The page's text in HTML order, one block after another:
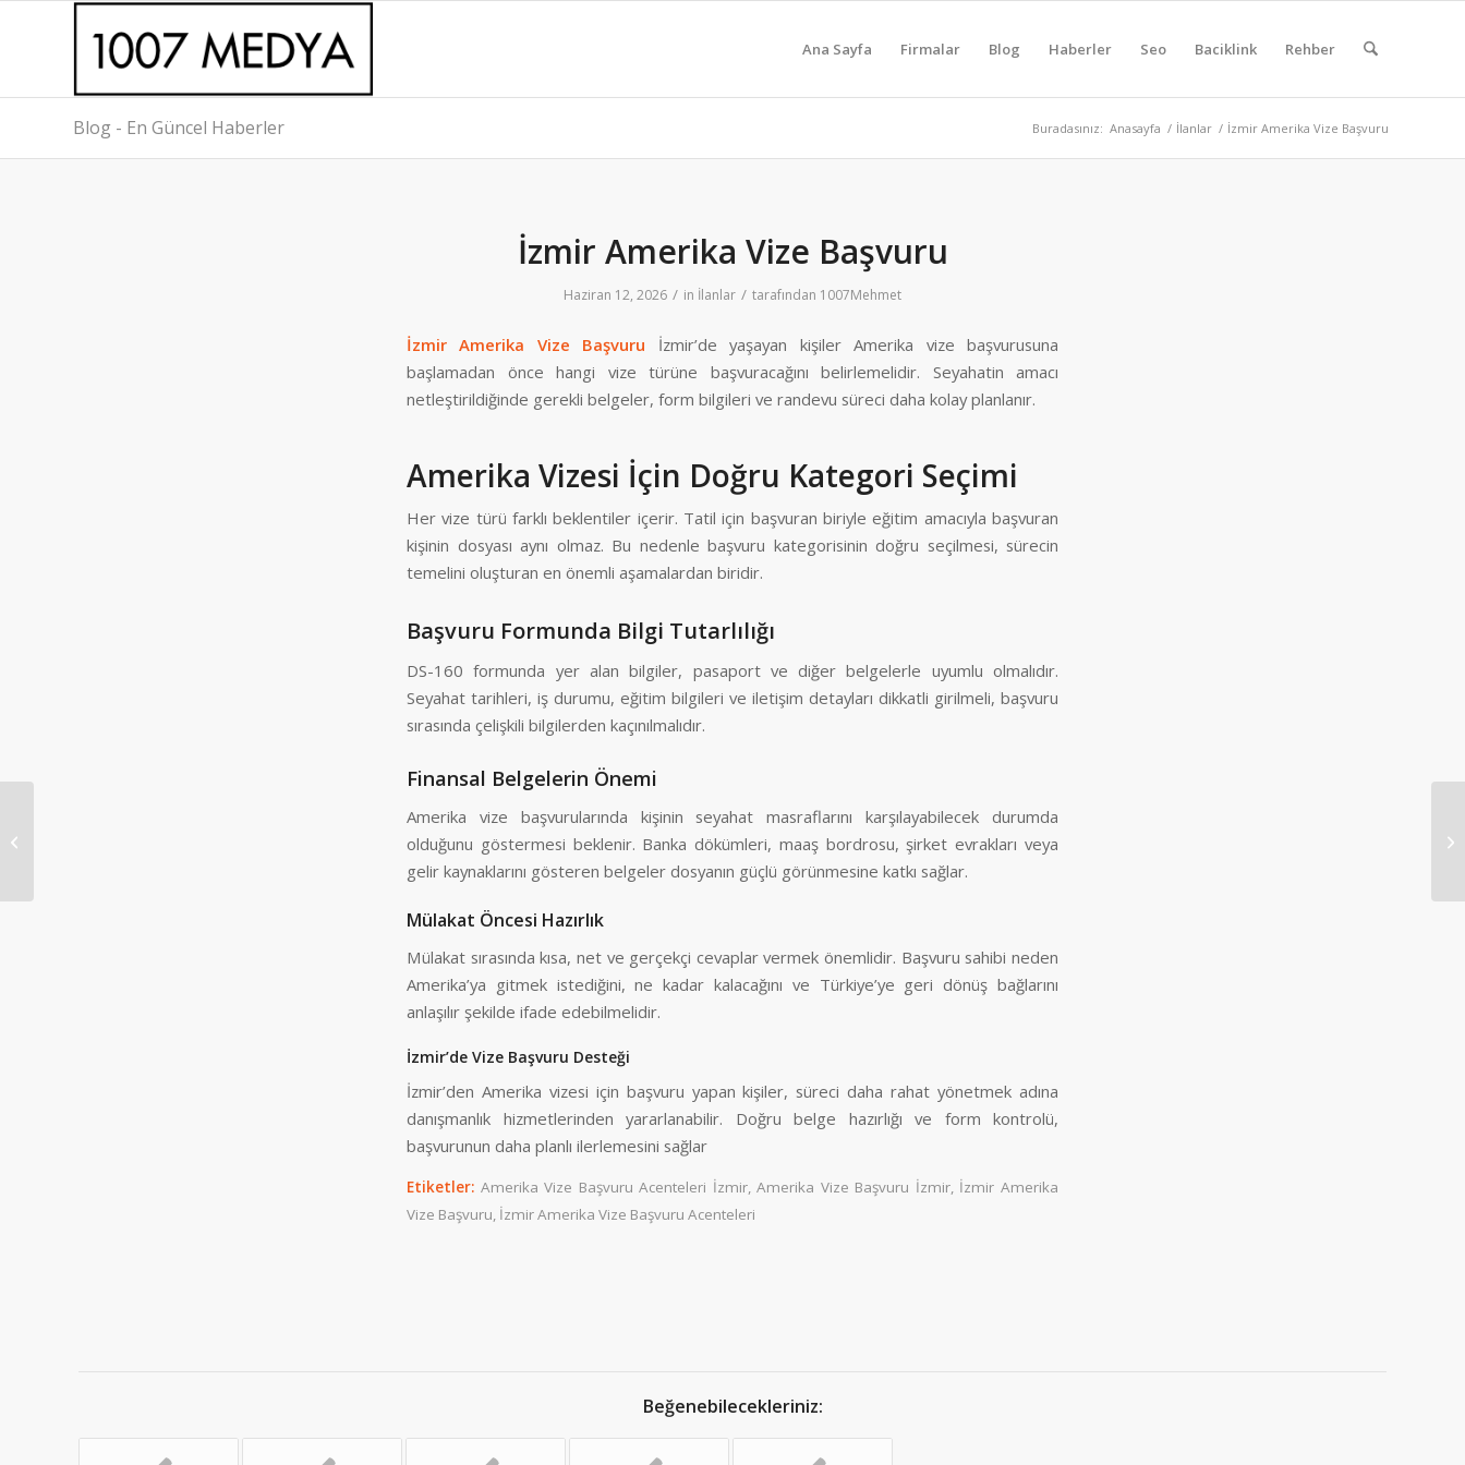
Ana Sayfa Firmalar Blog Haberler Seo Baciklink Rehber
Blog - En Güncel Haberler Buradasınız: Anasayfa / İlanlar / İzmir Amerika Vize Başvuru
İzmir Amerika Vize Başvuru
Haziran 12, 2026 / in İlanlar / tarafından 1007Mehmet
İzmir Amerika Vize Başvuru
İzmir’de yaşayan kişiler Amerika vize başvurusuna
başlamadan önce hangi vize türüne başvuracağını belirlemelidir. Seyahatin amacı
netleştirildiğinde gerekli belgeler, form bilgileri ve randevu süreci daha kolay planlanır.
Amerika Vizesi İçin Doğru Kategori Seçimi
Her vize türü farklı beklentiler içerir. Tatil için başvuran biriyle eğitim amacıyla başvuran
kişinin dosyası aynı olmaz. Bu nedenle başvuru kategorisinin doğru seçilmesi, sürecin
temelini oluşturan en önemli aşamalardan biridir.
Başvuru Formunda Bilgi Tutarlılığı
DS-160 formunda yer alan bilgiler, pasaport ve diğer belgelerle uyumlu olmalıdır.
Seyahat tarihleri, iş durumu, eğitim bilgileri ve iletişim detayları dikkatli girilmeli, başvuru
sırasında çelişkili bilgilerden kaçınılmalıdır.
Finansal Belgelerin Önemi
Amerika vize başvurularında kişinin seyahat masraflarını karşılayabilecek durumda
olduğunu göstermesi beklenir. Banka dökümleri, maaş bordrosu, şirket evrakları veya
gelir kaynaklarını gösteren belgeler dosyanın güçlü görünmesine katkı sağlar.
Mülakat Öncesi Hazırlık
Mülakat sırasında kısa, net ve gerçekçi cevaplar vermek önemlidir. Başvuru sahibi neden
Amerika’ya gitmek istediğini, ne kadar kalacağını ve Türkiye’ye geri dönüş bağlarını
anlaşılır şekilde ifade edebilmelidir.
İzmir’de Vize Başvuru Desteği
İzmir’den Amerika vizesi için başvuru yapan kişiler, süreci daha rahat yönetmek adına
danışmanlık hizmetlerinden yararlanabilir. Doğru belge hazırlığı ve form kontrolü,
başvurunun daha planlı ilerlemesini sağlar
Etiketler: Amerika Vize Başvuru Acenteleri İzmir,Amerika Vize Başvuru İzmir, İzmir Amerika
Vize Başvuru, İzmir Amerika Vize Başvuru Acenteleri
Beğenebilecekleriniz: